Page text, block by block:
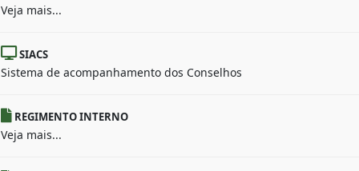
Veja mais...
SIACS
Sistema de acompanhamento dos Conselhos
REGIMENTO INTERNO
Veja mais...